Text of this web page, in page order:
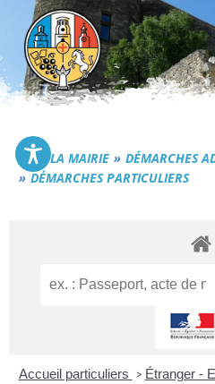
contenu
Commune
LA MAIRIE
DÉMARCHES
DÉMARCHES PARTICULIERS
Accueil particuliers > Étranger -